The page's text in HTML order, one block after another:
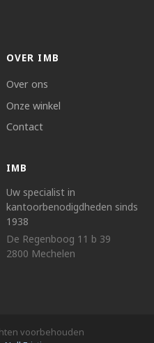
OVER IMB
Over ons
Onze winkel
Contact
IMB
Uw specialist in
kantoorbenodigdheden sinds
1938
De Regenboog 11 b 39
2800 Mechelen
voorbehouden